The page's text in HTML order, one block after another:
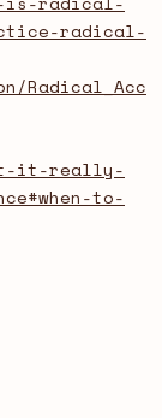
radical-
Radical_Acc
it-really-
to-